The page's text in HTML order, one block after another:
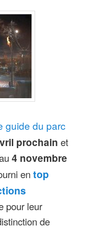
guide du parc
prochain et
4 novembre
entop
pour leur
de